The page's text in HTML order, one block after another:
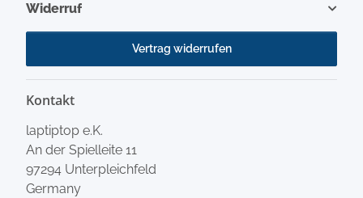
Widerruf
Vertrag widerrufen
Kontakt
laptiptop e.K.
An der Spielleite 11
97294 Unterpleichfeld
Germany